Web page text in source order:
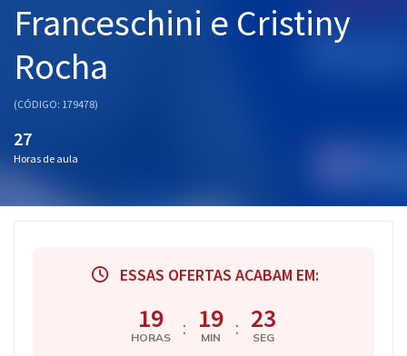
Franceschini e Cristiny
Rocha
(CÓDIGO: 179478)
27
Horas de aula
ESSAS OFERTAS ACABAM EM:
19
HORAS : 19
MIN : 23
SEG